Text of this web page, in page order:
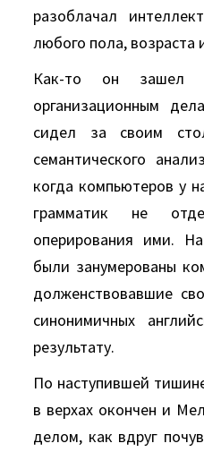
разоблачал
любого пола, возраста
Как-то он зашел
организационным
сидел за своим
семантического
когда компьютеров у
грамматик не
оперирования ими.
были занумерованы
долженствовавшие
синонимичных
результату.
По наступившей
в верхах окончен и
делом, как вдруг